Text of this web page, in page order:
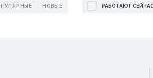
НОВЫЕ РАБОТАЮТ СЕЙЧАС